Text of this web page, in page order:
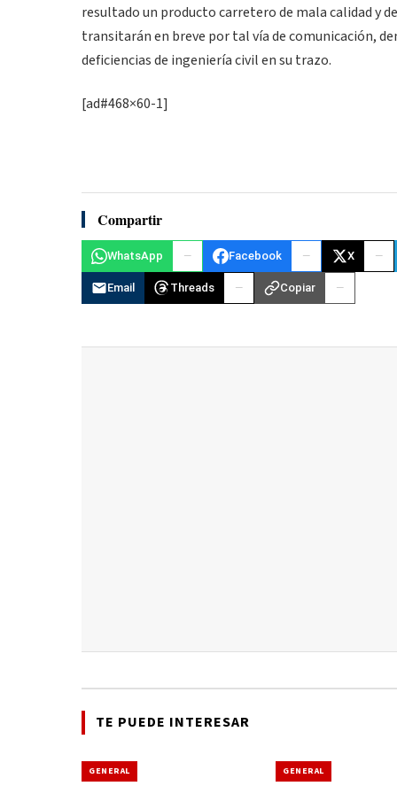
resultado un producto carretero de mala calidad y
transitarán en breve por tal vía de comunicación,
deficiencias de ingeniería civil en su trazo.
[ad#468×60-1]
Compartir
WhatsApp Facebook X
Email Threads Copiar
TE PUEDE INTERESAR
GENERAL GENERAL